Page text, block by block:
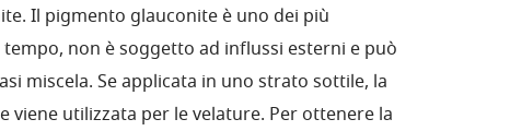
Il pigmento glauconite è uno dei più
non è soggetto ad influssi esterni e può
miscela. Se applicata in uno strato sottile, la
viene utilizzata per le velature. Per ottenere la